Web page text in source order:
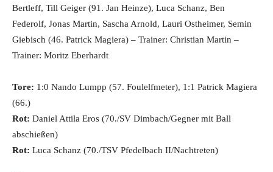
Bertleff, Till Geiger (91. Jan Heinze), Luca Schanz, Ben
Federolf, Jonas Martin, Sascha Arnold, Lauri Ostheimer, Semin
Giebisch (46. Patrick Magiera) – Trainer: Christian Martin –
Trainer: Moritz Eberhardt
Tore: 1:0 Nando Lumpp (57. Foulelfmeter), 1:1 Patrick Magiera
(66.)
Rot: Daniel Attila Eros (70./SV Dimbach/Gegner mit Ball
abschießen)
Rot: Luca Schanz (70./TSV Pfedelbach II/Nachtreten)